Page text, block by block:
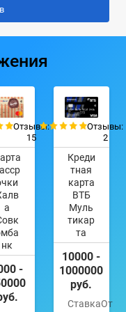
Отзывы:
15
а
нк
-
Отзывы:
2
Креди
тная
карта
ВТБ
Муль
тикар
та
10000 -
1000000
руб.
СтавкаОт